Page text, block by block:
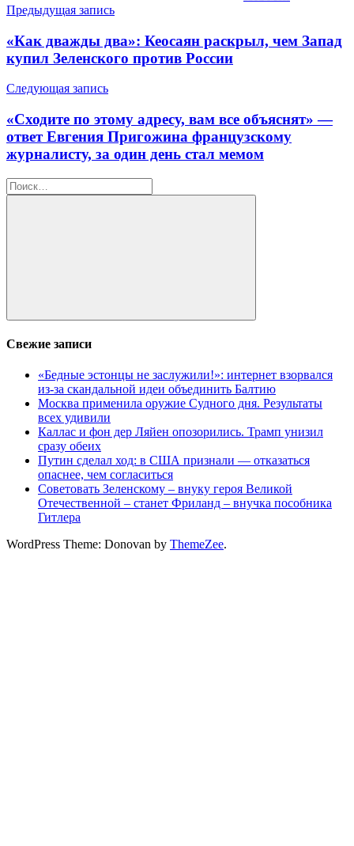
Навигация
по
записям
Предыдущая запись
«Как дважды два»: Кеосаян раскрыл, чем Запад
купил Зеленского против России
Следующая запись
«Сходите по этому адресу, вам все объяснят» —
ответ Евгения Пригожина французскому
журналисту, за один день стал мемом
Найти:
Поиск
Свежие записи
«Бедные эстонцы не заслужили!»: интернет взорвался
из-за скандальной идеи объединить Балтию
Москва применила оружие Судного дня. Результаты
всех удивили
Каллас и фон дер Ляйен опозорились. Трамп унизил
сразу обеих
Путин сделал ход: в США признали — отказаться
опаснее, чем согласиться
Советовать Зеленскому – внуку героя Великой
Отечественной – станет Фриланд – внучка пособника
Гитлера
WordPress Theme: Donovan by ThemeZee.